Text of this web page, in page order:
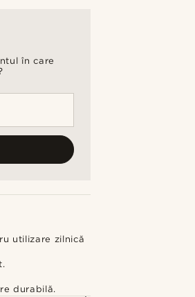
în care
utilizare zilnică
durabilă.